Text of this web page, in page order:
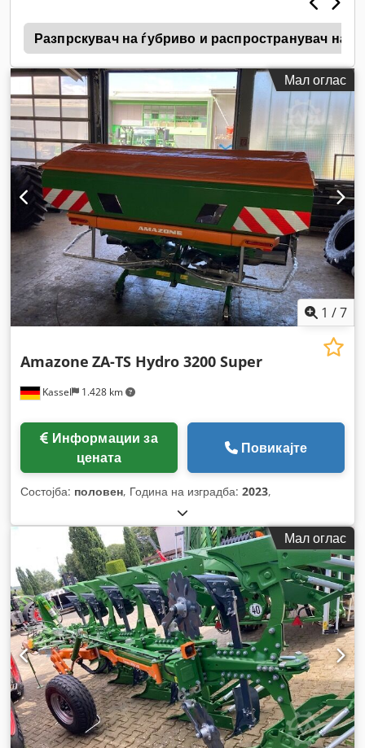
Разпрскувач на ѓубриво и распространувач на
Мал оглас
1 /7
Kassel 1.428 km
Amazone ZA-TS Hydro 3200 Super
цената
Повикајте
Состојба: половен, Година на изградба: 2023,
Мал оглас